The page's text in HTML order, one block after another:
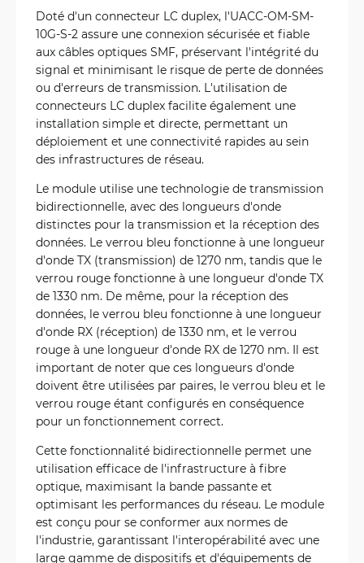
Doté d'un connecteur LC duplex, l'UACC-OM-SM-
10G-S-2 assure une connexion sécurisée et fiable
aux câbles optiques SMF, préservant l'intégrité du
signal et minimisant le risque de perte de données
ou d'erreurs de transmission. L'utilisation de
connecteurs LC duplex facilite également une
installation simple et directe, permettant un
déploiement et une connectivité rapides au sein
des infrastructures de réseau.
Le module utilise une technologie de transmission
bidirectionnelle, avec des longueurs d'onde
distinctes pour la transmission et la réception des
données. Le verrou bleu fonctionne à une longueur
d'onde TX (transmission) de 1270 nm, tandis que le
verrou rouge fonctionne à une longueur d'onde TX
de 1330 nm. De même, pour la réception des
données, le verrou bleu fonctionne à une longueur
d'onde RX (réception) de 1330 nm, et le verrou
rouge à une longueur d'onde RX de 1270 nm. Il est
important de noter que ces longueurs d'onde
doivent être utilisées par paires, le verrou bleu et le
verrou rouge étant configurés en conséquence
pour un fonctionnement correct.
Cette fonctionnalité bidirectionnelle permet une
utilisation efficace de l'infrastructure à fibre
optique, maximisant la bande passante et
optimisant les performances du réseau. Le module
est conçu pour se conformer aux normes de
l'industrie, garantissant l'interopérabilité avec une
large gamme de dispositifs et d'équipements de